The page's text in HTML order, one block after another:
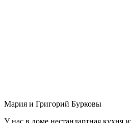
Мария и Григорий Бурковы
У нас в доме нестандартная кухня